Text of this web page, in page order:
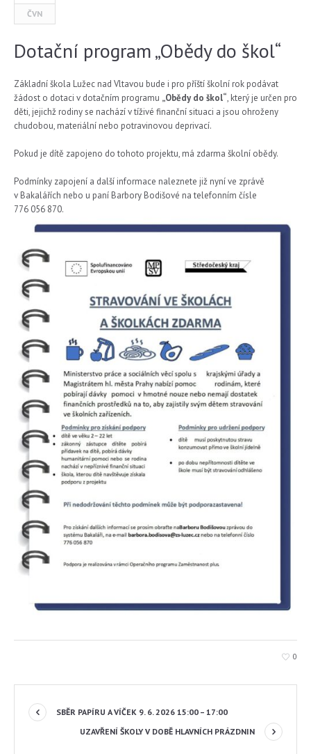
ČVN
Dotační program „Obědy do škol“
Základní škola Lužec nad Vltavou bude i pro příští školní rok podávat
žádost o dotaci v dotačním programu „Obědy do škol“, který je určen pro
děti, jejichž rodiny se nachází v tíživé finanční situaci a jsou ohroženy
chudobou, materiální nebo potravinovou deprivací.
Pokud je dítě zapojeno do tohoto projektu, má zdarma školní obědy.
Podmínky zapojení a další informace naleznete již nyní ve zprávě
v Bakalářích nebo u paní Barbory Bodišové na telefonním čísle
776 056 870.
0
SBĚR PAPÍRU A VÍČEK 9. 6. 2026 15:00 – 17:00
UZAVŘENÍ ŠKOLY V DOBĚ HLAVNÍCH PRÁZDNIN